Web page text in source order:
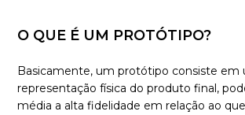
O QUE É UM PROTÓTIPO?
Basicamente, um protótipo consiste em
representação física do produto final,
média a alta fidelidade em relação ao